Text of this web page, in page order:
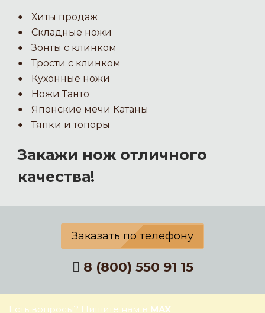
Хиты продаж
Складные ножи
Зонты с клинком
Трости с клинком
Кухонные ножи
Ножи Танто
Японские мечи Катаны
Тяпки и топоры
Закажи нож отличного
качества!
Заказать по телефону
8 (800) 550 91 15
Есть вопросы? Пишите нам в MAX